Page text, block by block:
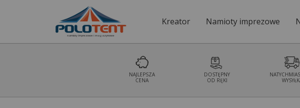
namioty imprezowe i magazynowe
Kreator Namioty imprezowe
NAJLEPSZA
CENA
DOSTĘPNY
OD RĘKI